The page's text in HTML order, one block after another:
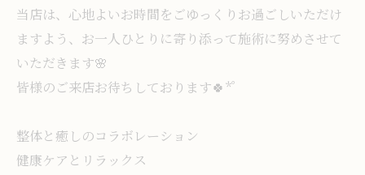
当店は、心地よいお時間をごゆっくりお過ごしいただけ
ますよう、お一人ひとりに寄り添って施術に努めさせて
いただきます🌸
皆様のご来店お待ちしております🍀* ゚
整体と癒しのコラボレーション
健康ケアとリラックス